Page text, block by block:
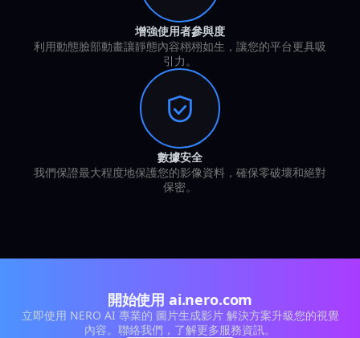
增強使用者參與度
利用動態臉部動畫讓靜態內容栩栩如生，讓您的平台更具吸
引力。
數據安全
我們保證最大程度地保護您的影像資料，確保零破壞和絕對
保密。
開始使用 ai.nero.com
立即使用 NERO AI 專業的 圖片生成影片 解決方案升級您的視覺
內容。聯絡我們，了解更多服務資訊。